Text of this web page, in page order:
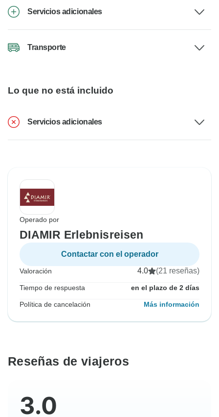
Servicios adicionales
Transporte
Lo que no está incluido
Servicios adicionales
Operado por
DIAMIR Erlebnisreisen
Contactar con el operador
Valoración 4.0 (21 reseñas)
Tiempo de respuesta en el plazo de 2 días
Política de cancelación Más información
Reseñas de viajeros
3.0